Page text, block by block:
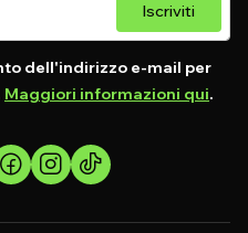
Iscriviti
dell'indirizzo e-mail per
Maggiori informazioni qui.